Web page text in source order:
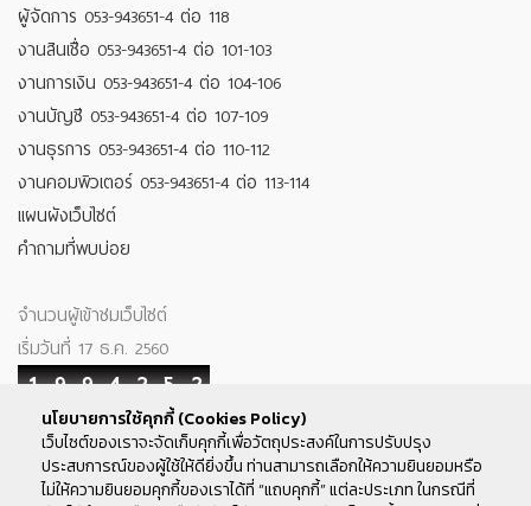
ผู้จัดการ 053-943651-4 ต่อ 118
งานสินเชื่อ 053-943651-4 ต่อ 101-103
งานการเงิน 053-943651-4 ต่อ 104-106
งานบัญชี 053-943651-4 ต่อ 107-109
งานธุรการ 053-943651-4 ต่อ 110-112
งานคอมพิวเตอร์ 053-943651-4 ต่อ 113-114
แผนผังเว็บไซต์
คำถามที่พบบ่อย
จำนวนผู้เข้าชมเว็บไซต์
เริ่มวันที่ 17 ธ.ค. 2560
1 9 9 4 2 5 2
Your IP : 216.73.217.36
ติดตามเรา
นโยบายการใช้คุกกี้ (Cookies Policy)
เว็บไซต์ของเราจะจัดเก็บคุกกี้เพื่อวัตถุประสงค์ในการปรับปรุง
ประสบการณ์ของผู้ใช้ให้ดียิ่งขึ้น ท่านสามารถเลือกให้ความยินยอมหรือ
ไม่ให้ความยินยอมคุกกี้ของเราได้ที่ “แถบคุกกี้” แต่ละประเภท ในกรณีที่